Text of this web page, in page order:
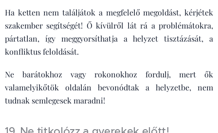
Ha ketten nem találjátok a megfelelő megoldást, kérjétek
szakember segítségét! Ő kívülről lát rá a problémátokra,
pártatlan, így meggyorsíthatja a helyzet tisztázását, a
konfliktus feloldását.
Ne barátokhoz vagy rokonokhoz fordulj, mert ők
valamelyikőtök oldalán bevonódtak a helyzetbe, nem
tudnak semlegesek maradni!